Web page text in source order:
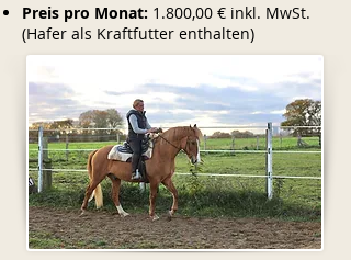
Preis pro Monat: 1.800,00 € inkl. MwSt.
(Hafer als Kraftfutter enthalten)